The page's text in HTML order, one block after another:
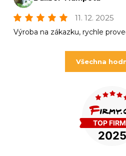
11. 12. 2025
Výroba na zákazku, rychle
Všechna